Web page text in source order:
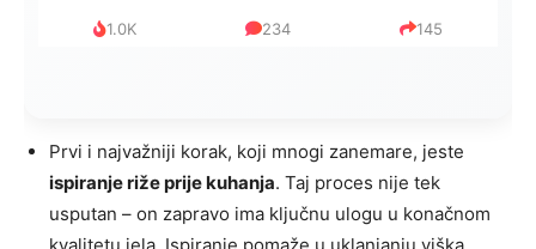
1.0K 234 145
Prvi i najvažniji korak, koji mnogi zanemare, jeste
ispiranje riže prije kuhanja. Taj proces nije tek
usputan – on zapravo ima ključnu ulogu u konačnom